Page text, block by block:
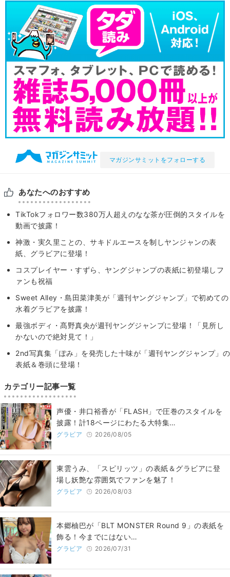
マガジンサミットをフォローする
あなたへのおすすめ
TikTokフォロワー数380万人超えのなな茶が圧倒的スタイルを
動画で披露！
神激・実久里ことの、サキドルエースを制しヤンジャンの表
紙、グラビアに登場！
コスプレイヤー・すずら、ヤングジャンプの表紙に初登場しフ
ァンも祝福
Sweet Alley・島田菜津美が「週刊ヤングジャンプ」で初めての
水着グラビアを披露！
最強ボディ・髙野真央が週刊ヤングジャンプに登場！「見所し
かないので絶対見て！」
2nd写真集「ぽみ」を発売した十味が「週刊ヤングジャンプ」の
表紙＆巻頭に登場！
カテゴリー記事一覧
声優・井口裕香が「FLASH」で圧巻のスタイルを
披露！計18ページにわたる大特集…
グラビア 2026/08/05
東雲うみ、「スピリッツ」の表紙＆グラビアに登
場し妖艶な雰囲気でファンを魅了！
グラビア 2026/08/03
本郷柚巴が「BLT MONSTER Round 9」の表紙を
飾る！今までにはない…
グラビア 2026/07/31